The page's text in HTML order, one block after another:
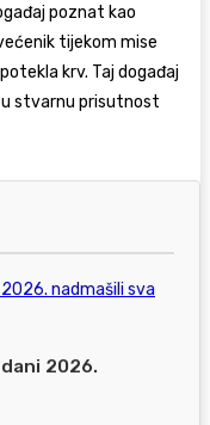
poznat kao
tijekom mise
krv. Taj događaj
stvarnu prisutnost
2026.